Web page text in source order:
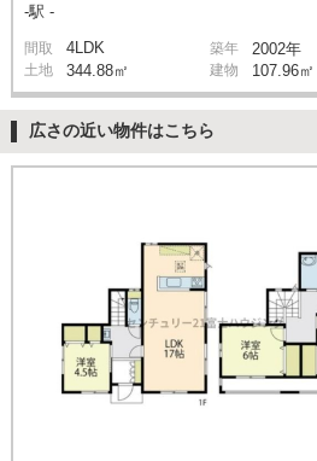
-駅 -
間取 4LDK 築年 2002年
土地 344.88㎡ 建物 107.96㎡
広さの近い物件はこちら